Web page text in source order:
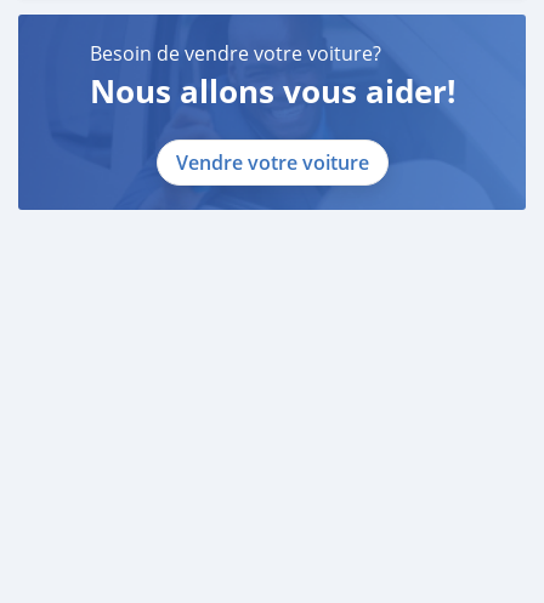
Besoin de vendre votre voiture?
Nous allons vous aider!
Vendre votre voiture